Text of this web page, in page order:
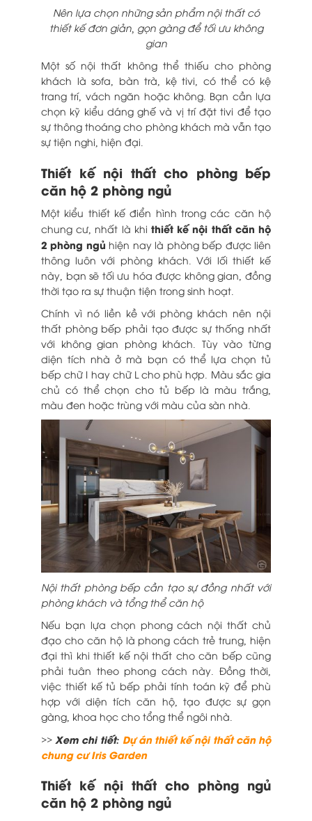
Nên lựa chọn những sản phẩm nội thất có
thiết kế đơn giản, gọn gàng để tối ưu không
gian
Một số nội thất không thể thiếu cho phòng
khách là sofa, bàn trà, kệ tivi, có thể có kệ
trang trí, vách ngăn hoặc không. Bạn cần lựa
chọn kỹ kiểu dáng ghế và vị trí đặt tivi để tạo
sự thông thoáng cho phòng khách mà vẫn tạo
sự tiện nghi, hiện đại.
Thiết kế nội thất cho phòng bếp
căn hộ 2 phòng ngủ
Một kiểu thiết kế điển hình trong các căn hộ
chung cư, nhất là khi thiết kế nội thất căn hộ
2 phòng ngủ hiện nay là phòng bếp được liên
thông luôn với phòng khách. Với lối thiết kế
này, bạn sẽ tối ưu hóa được không gian, đồng
thời tạo ra sự thuận tiện trong sinh hoạt.
Chính vì nó liền kề với phòng khách nên nội
thất phòng bếp phải tạo được sự thống nhất
với không gian phòng khách. Tùy vào từng
diện tích nhà ở mà bạn có thể lựa chọn tủ
bếp chữ I hay chữ L cho phù hợp. Màu sắc gia
chủ có thể chọn cho tủ bếp là màu trắng,
màu đen hoặc trùng với màu của sàn nhà.
Nội thất phòng bếp cần tạo sự đồng nhất với
phòng khách và tổng thể căn hộ
Nếu bạn lựa chọn phong cách nội thất chủ
đạo cho căn hộ là phong cách trẻ trung, hiện
đại thì khi thiết kế nội thất cho căn bếp cũng
phải tuân theo phong cách này. Đồng thời,
việc thiết kế tủ bếp phải tính toán kỹ để phù
hợp với diện tích căn hộ, tạo được sự gọn
gàng, khoa học cho tổng thể ngôi nhà.
>> Xem chi tiết: Dự án thiết kế nội thất căn hộ
chung cư Iris Garden
Thiết kế nội thất cho phòng ngủ
căn hộ 2 phòng ngủ